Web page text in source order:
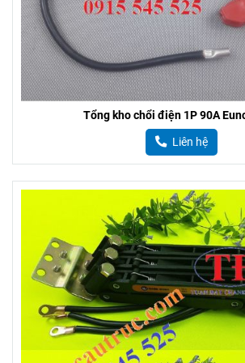
Tổng kho chổi điện 1P 90A
Liên hệ